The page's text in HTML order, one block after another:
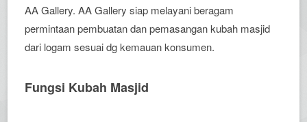
AA Gallery. AA Gallery siap melayani beragam
permintaan pembuatan dan pemasangan kubah masjid
dari logam sesuai dg kemauan konsumen.
Fungsi Kubah Masjid